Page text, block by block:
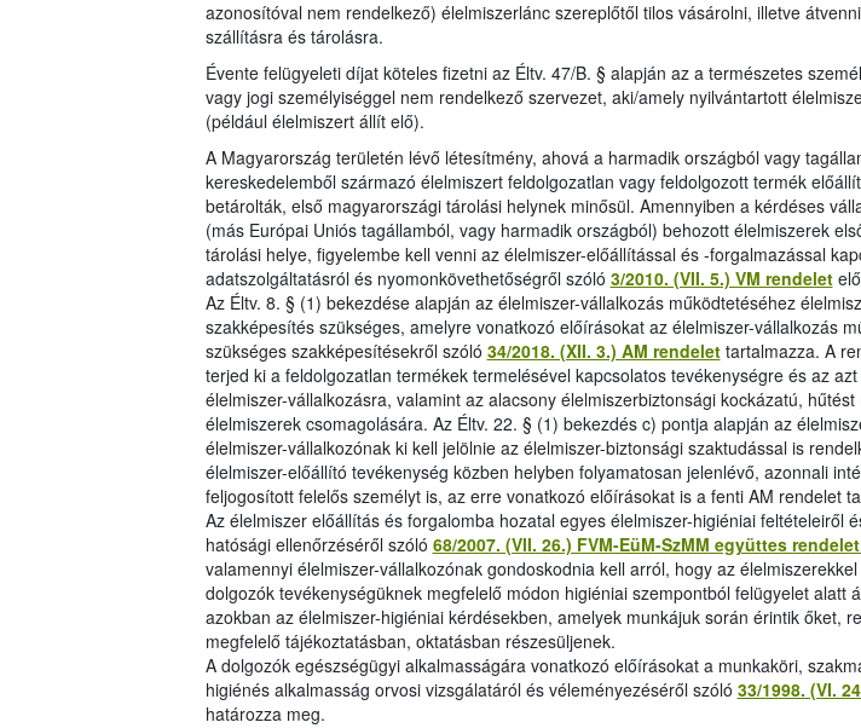
azonosítóval nem rendelkező) élelmiszerlánc szereplőtől tilos vásárolni, illetve
szállításra és tárolásra.
Évente felügyeleti díjat köteles fizetni az Éltv. 47/B. § alapján az a természetes
vagy jogi személyiséggel nem rendelkező szervezet, aki/amely nyilvántartott
(például élelmiszert állít elő).
A Magyarország területén lévő létesítmény, ahová a harmadik országból vagy
kereskedelemből származó élelmiszert feldolgozatlan vagy feldolgozott termék
betárolták, első magyarországi tárolási helynek minősül. Amennyiben a kérdéses
(más Európai Uniós tagállamból, vagy harmadik országból) behozott élelmiszerek
tárolási helye, figyelembe kell venni az élelmiszer-előállítással és -forgalmazással
adatszolgáltatásról és nyomonkövethetőségről szóló 3/2010. (VII. 5.) VM rendelet
Az Éltv. 8. § (1) bekezdése alapján az élelmiszer-vállalkozás működtetéséhez
szakképesítés szükséges, amelyre vonatkozó előírásokat az élelmiszer-vállalkozás
szükséges szakképesítésekről szóló 34/2018. (XII. 3.) AM rendelettartalmazza. A
terjed ki a feldolgozatlan termékek termelésével kapcsolatos tevékenységre és az
élelmiszer-vállalkozásra, valamint az alacsony élelmiszerbiztonsági kockázatú, hűtést
élelmiszerek csomagolására. Az Éltv. 22. § (1) bekezdés c) pontja alapján az
élelmiszer-vállalkozónak ki kell jelölnie az élelmiszer-biztonsági szaktudással is
élelmiszer-előállító tevékenység közben helyben folyamatosan jelenlévő, azonnali
feljogosított felelős személyt is, az erre vonatkozó előírásokat is a fenti AM rendelet
Az élelmiszer előállítás és forgalomba hozatal egyes élelmiszer-higiéniai feltételeiről
hatósági ellenőrzéséről szóló 68/2007. (VII. 26.) FVM-EüM-SzMM együttes
valamennyi élelmiszer-vállalkozónak gondoskodnia kell arról, hogy az
dolgozók tevékenységüknek megfelelő módon higiéniai szempontból felügyelet alatt
azokban az élelmiszer-higiéniai kérdésekben, amelyek munkájuk során érintik őket,
megfelelő tájékoztatásban, oktatásban részesüljenek.
A dolgozók egészségügyi alkalmasságára vonatkozó előírásokat a munkaköri,
higiénés alkalmasság orvosi vizsgálatáról és véleményezéséről szóló 33/1998. (VI.
határozza meg.